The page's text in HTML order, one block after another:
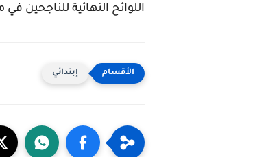
اللوائح النهائية للناجحين
إبتدائي